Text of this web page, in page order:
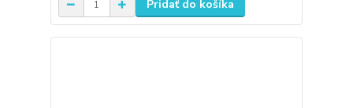
Pridať do košíka